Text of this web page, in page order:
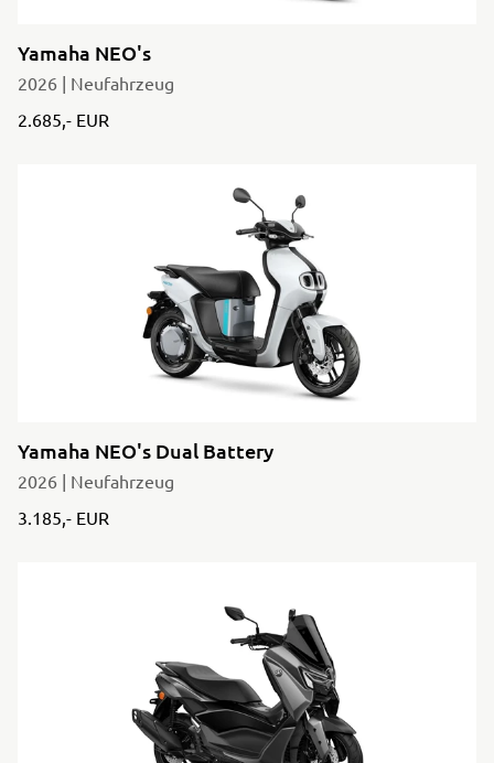
Yamaha NEO's
2026 | Neufahrzeug
2.685,- EUR
Yamaha NEO's Dual Battery
2026 | Neufahrzeug
3.185,- EUR